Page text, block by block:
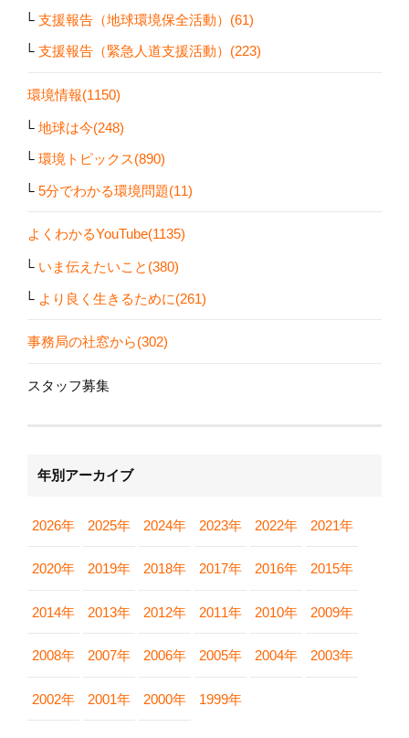
支援報告（地球環境保全活動）(61)
支援報告（緊急人道支援活動）(223)
環境情報(1150)
地球は今(248)
環境トピックス(890)
5分でわかる環境問題(11)
よくわかるYouTube(1135)
いま伝えたいこと(380)
より良く生きるために(261)
事務局の社窓から(302)
スタッフ募集
年別アーカイブ
2026年 2025年 2024年 2023年 2022年 2021年
2020年 2019年 2018年 2017年 2016年 2015年
2014年 2013年 2012年 2011年 2010年 2009年
2008年 2007年 2006年 2005年 2004年 2003年
2002年 2001年 2000年 1999年